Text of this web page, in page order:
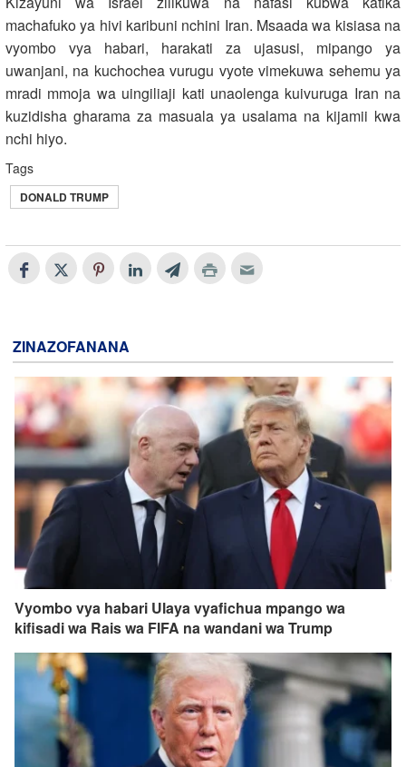
machafuko ya hivi karibuni nchini Iran. Msaada wa kisiasa na
vyombo vya habari, harakati za ujasusi, mipango ya
uwanjani, na kuchochea vurugu vyote vimekuwa sehemu ya
mradi mmoja wa uingiliaji kati unaolenga kuivuruga Iran na
kuzidisha gharama za masuala ya usalama na kijamii kwa
nchi hiyo.
Tags
DONALD TRUMP
ZINAZOFANANA
Vyombo vya habari Ulaya vyafichua mpango wa
kifisadi wa Rais wa FIFA na wandani wa Trump